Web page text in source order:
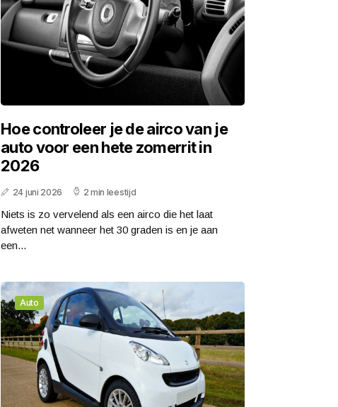
Hoe controleer je de airco van je
auto voor een hete zomerrit in
2026
24 juni 2026 2 min leestijd
Niets is zo vervelend als een airco die het laat
afweten net wanneer het 30 graden is en je aan
een...
Auto